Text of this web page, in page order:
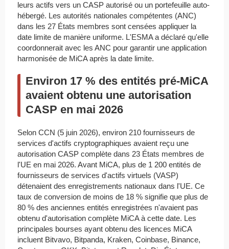
leurs actifs vers un CASP autorisé ou un portefeuille auto-
hébergé. Les autorités nationales compétentes (ANC)
dans les 27 États membres sont censées appliquer la
date limite de manière uniforme. L'ESMA a déclaré qu'elle
coordonnerait avec les ANC pour garantir une application
harmonisée de MiCA après la date limite.
Environ 17 % des entités pré-MiCA
avaient obtenu une autorisation
CASP en mai 2026
Selon CCN (5 juin 2026), environ 210 fournisseurs de
services d'actifs cryptographiques avaient reçu une
autorisation CASP complète dans 23 États membres de
l'UE en mai 2026. Avant MiCA, plus de 1 200 entités de
fournisseurs de services d'actifs virtuels (VASP)
détenaient des enregistrements nationaux dans l'UE. Ce
taux de conversion de moins de 18 % signifie que plus de
80 % des anciennes entités enregistrées n'avaient pas
obtenu d'autorisation complète MiCA à cette date. Les
principales bourses ayant obtenu des licences MiCA
incluent Bitvavo, Bitpanda, Kraken, Coinbase, Binance,